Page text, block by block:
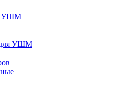
УШМ
для УШМ